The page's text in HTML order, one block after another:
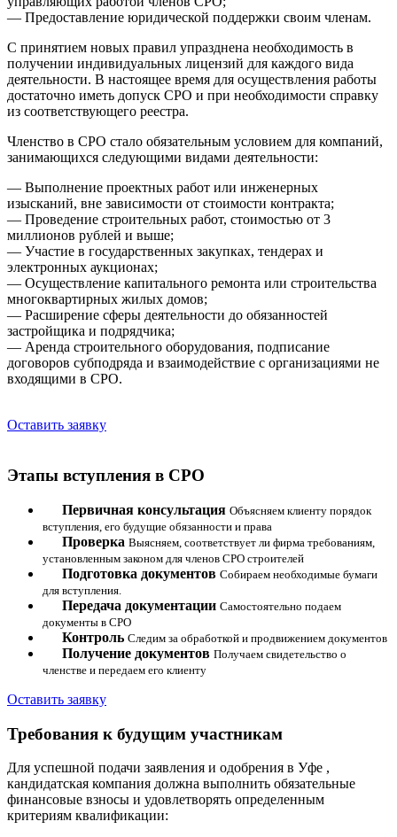
— Предоставление юридической поддержки своим членам.
С принятием новых правил упразднена необходимость в
получении индивидуальных лицензий для каждого вида
деятельности. В настоящее время для осуществления работы
достаточно иметь допуск СРО и при необходимости справку
из соответствующего реестра.
Членство в СРО стало обязательным условием для компаний,
занимающихся следующими видами деятельности:
— Выполнение проектных работ или инженерных
изысканий, вне зависимости от стоимости контракта;
— Проведение строительных работ, стоимостью от 3
миллионов рублей и выше;
— Участие в государственных закупках, тендерах и
электронных аукционах;
— Осуществление капитального ремонта или строительства
многоквартирных жилых домов;
— Расширение сферы деятельности до обязанностей
застройщика и подрядчика;
— Аренда строительного оборудования, подписание
договоров субподряда и взаимодействие с организациями не
входящими в СРО.
Оставить заявку
Этапы вступления в СРО
Первичная консультация Объясняем клиенту порядок
вступления, его будущие обязанности и права
Проверка Выясняем, соответствует ли фирма требованиям,
установленным законом для членов СРО строителей
Подготовка документов Собираем необходимые бумаги
для вступления.
Передача документации Самостоятельно подаем
документы в СРО
Контроль Следим за обработкой и продвижением документов
Получение документов Получаем свидетельство о
членстве и передаем его клиенту
Оставить заявку
Требования к будущим участникам
Для успешной подачи заявления и одобрения в Уфе ,
кандидатская компания должна выполнить обязательные
финансовые взносы и удовлетворять определенным
критериям квалификации: